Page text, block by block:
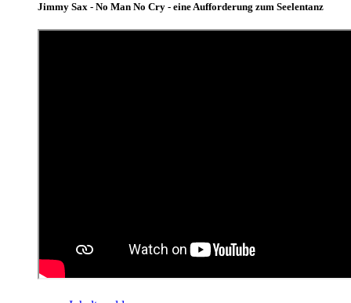
Jimmy Sax - No Man No Cry - eine Aufforderung zum Seelentanz